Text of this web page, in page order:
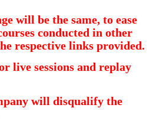
will be the same, to ease
conducted in other
respective links provided.
live sessions and replay
will disqualify the